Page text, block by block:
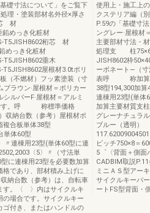
礎寸法について」をご覧下
理・塗装部材名外径×厚さ
材
鉛めっき化粧材
T5JISH8602桁芯 材
めっき化粧材
T5JISH8602垂木
屋根材3.0tポリ
（不燃材）フッ素塗装（寸
ラウン·屋根材＝ポリカー
ルバーF·屋根材＝アルミ
です。呼 称標準価格
収納台数（参考）屋根材ポ
複合板単体38型
単体60型
〃連棟用23型(単体60型に連
〈5〉〃（寸法単
に連棟用23型を必要数加算
格であり、部材積み上げに
納台数（参考）は、自転車
す。〈 〉内はサイクルキ
場合です。サイクルキー
付き、またはハンドルの
使用上・施工上
クステリア編（
P.59の「基礎寸
ングレー·屋根材
主要部材寸法
処理支 柱
JISH8602枠
ーボネート—（
表呼 称加算額
38型194,300加
連棟用23型(単体
加算主要材質支
グレーナチュラ
ブルー（透明）
ピッチ750×8＝
5゜〈背面＋側面
CADBIM取説
ミニＡＳ型アー
サイクルキーパ
ートFS型背面・